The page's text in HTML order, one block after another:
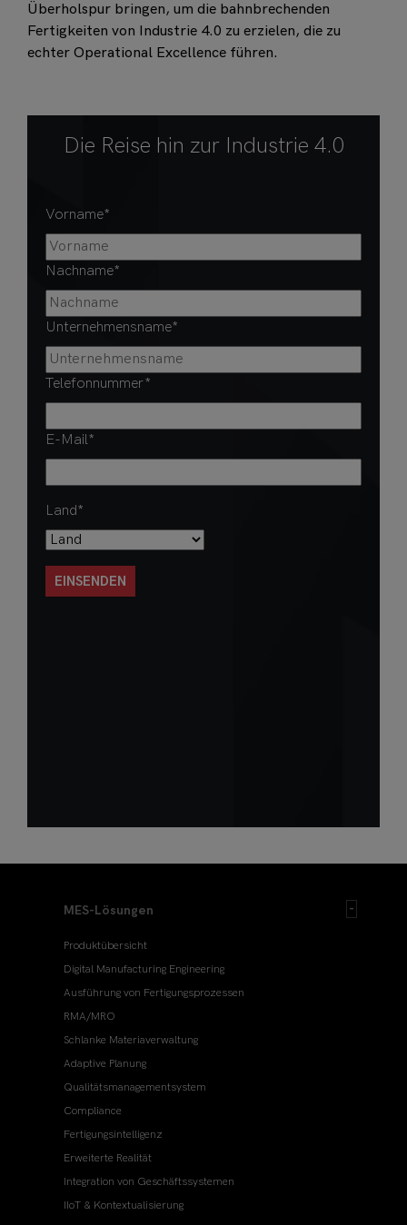
Überholspur bringen, um die bahnbrechenden
Fertigkeiten von Industrie 4.0 zu erzielen, die zu
echter Operational Excellence führen.
Die Reise hin zur Industrie 4.0
Vorname*
Nachname*
Unternehmensname*
Telefonnummer*
E-Mail*
Land*
MES-Lösungen
Produktübersicht
Digital Manufacturing Engineering
Ausführung von Fertigungsprozessen
RMA/MRO
Schlanke Materiaverwaltung
Adaptive Planung
Qualitätsmanagementsystem
Compliance
Fertigungsintelligenz
Erweiterte Realität
Integration von Geschäftssystemen
IIoT & Kontextualisierung